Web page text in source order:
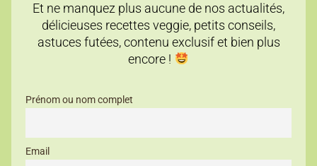
Et ne manquez plus aucune de nos actualités,
délicieuses recettes veggie, petits conseils,
astuces futées, contenu exclusif et bien plus
encore !
Prénom ou nom complet
Email